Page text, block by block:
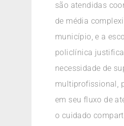
são atendidas
de média
município, e a
policlínica
necessidade de
multiprofissional,
em seu fluxo de
o cuidado